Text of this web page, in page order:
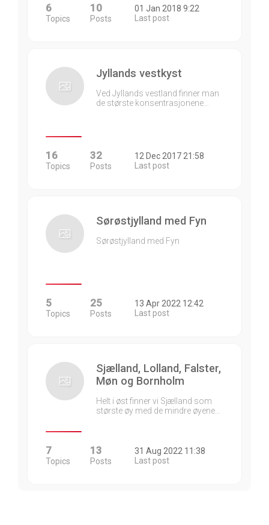
6
Topics
10
Posts
01 Jan 2018 9:22
Last post
Jyllands vestkyst
Ved Jyllands vestland finner man
de største konsentrasjonene…
16
Topics
32
Posts
12 Dec 2017 21:58
Last post
Sørøstjylland med Fyn
Sørøstjylland med Fyn
5
Topics
25
Posts
13 Apr 2022 12:42
Last post
Sjælland, Lolland, Falster,
Møn og Bornholm
Helt i øst finner vi Sjælland som
største øy med de mindre øyene…
7
Topics
13
Posts
31 Aug 2022 11:38
Last post